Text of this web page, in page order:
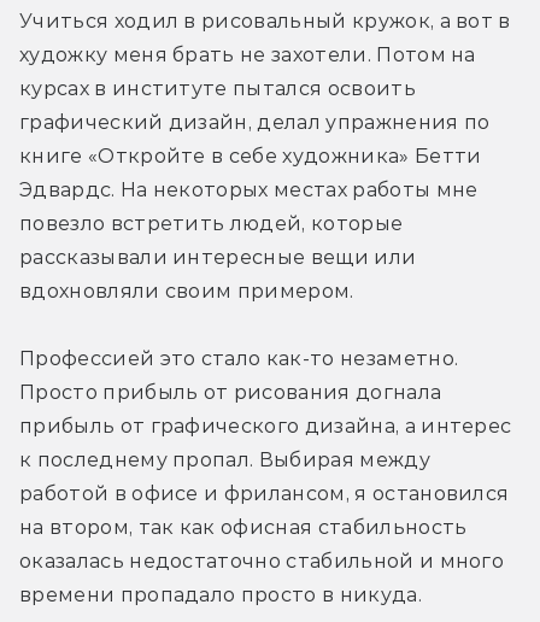
Учиться ходил в рисовальный кружок, а вот в
художку меня брать не захотели. Потом на
курсах в институте пытался освоить
графический дизайн, делал упражнения по
книге «Откройте в себе художника» Бетти
Эдвардс. На некоторых местах работы мне
повезло встретить людей, которые
рассказывали интересные вещи или
вдохновляли своим примером.
Профессией это стало как-то незаметно.
Просто прибыль от рисования догнала
прибыль от графического дизайна, а интерес
к последнему пропал. Выбирая между
работой в офисе и фрилансом, я остановился
на втором, так как офисная стабильность
оказалась недостаточно стабильной и много
времени пропадало просто в никуда.